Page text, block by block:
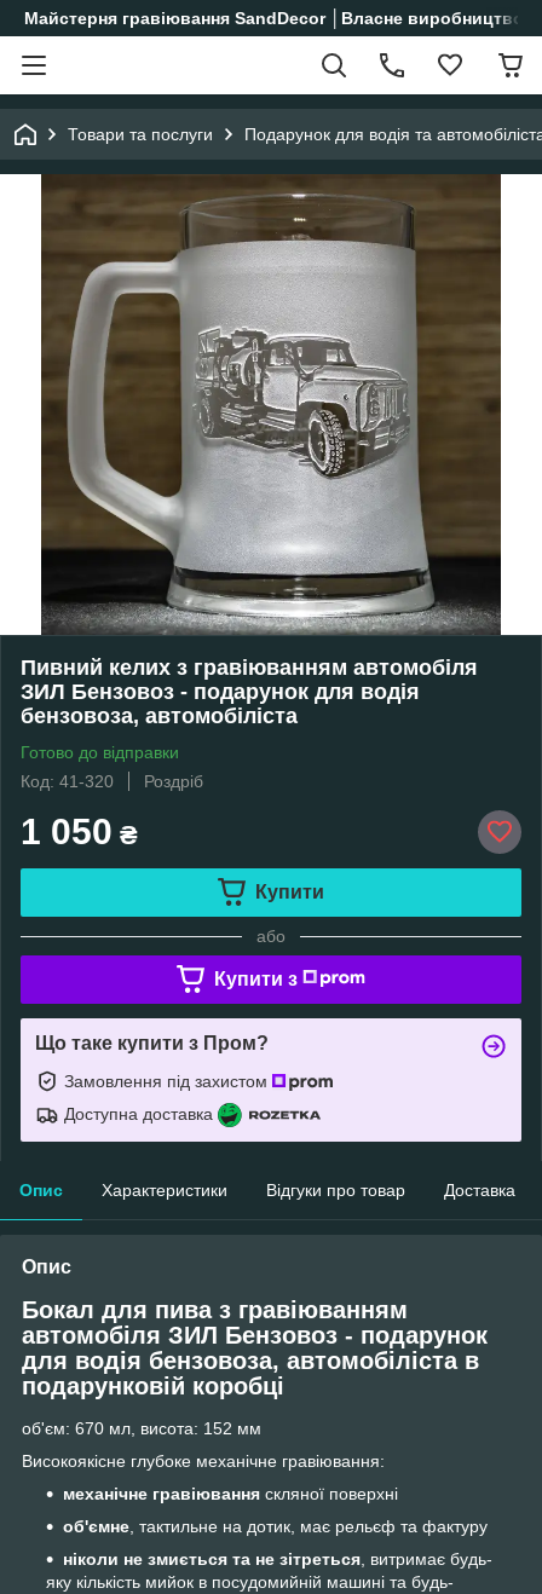
Майстерня гравіювання SandDecor │Власне виробництво│
Товари та послуги Подарунок для водія та
Пивний келих з гравіюванням автомобіля
ЗИЛ Бензовоз - подарунок для водія
бензовоза, автомобіліста
Готово до відправки
Код: 41-320
Роздріб
1 050 ₴
Купити
або
Купити з
Що таке купити з Пром?
Замовлення під захистом
Доступна доставка
Опис Характеристики Відгуки про товар Доставка
Опис
Бокал для пива з гравіюванням
автомобіля ЗИЛ Бензовоз - подарунок
для водія бензовоза, автомобіліста в
подарунковій коробці
об'єм: 670 мл, висота: 152 мм
Високоякісне глубоке механічне гравіювання:
механічне гравіювання скляної поверхні
об'ємне, тактильне на дотик, має рельєф та фактуру
ніколи не змиється та не зітреться, витримає будь-
яку кількість мийок в посудомийній машині та будь-